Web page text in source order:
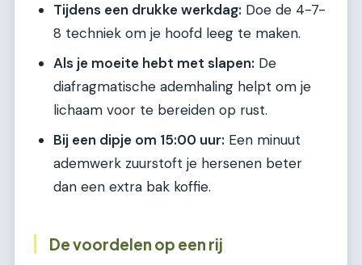
Tijdens een drukke werkdag: Doe de 4-7-
8 techniek om je hoofd leeg te maken.
Als je moeite hebt met slapen: De
diafragmatische ademhaling helpt om je
lichaam voor te bereiden op rust.
Bij een dipje om 15:00 uur: Een minuut
ademwerk zuurstoft je hersenen beter
dan een extra bak koffie.
De voordelen op een rij